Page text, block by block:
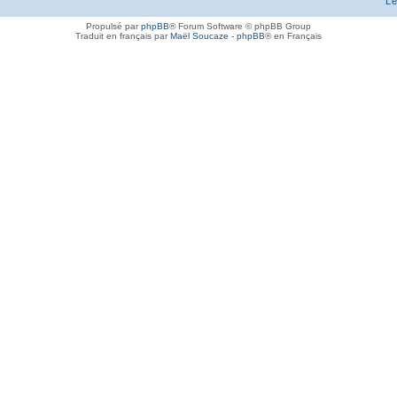
Propulsé parphpBB® Forum Software © phpBB Group
Traduit en français parMaël Soucaze - phpBB® en Français